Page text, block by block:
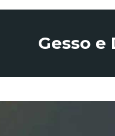
Gesso e